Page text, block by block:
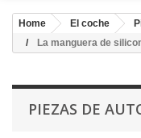
Home El coche
La manguera de
PIEZAS DE